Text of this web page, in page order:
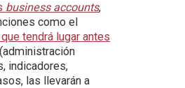
business accounts,
como el
tendrá lugar antes
indicadores,
las llevarán a